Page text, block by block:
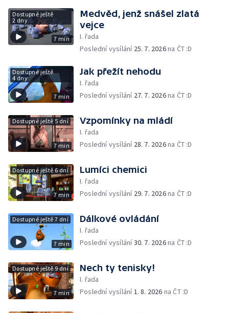
Dostupné ještě
2 dny
7 min
Medvěd, jenž snášel zlatá
vejce
I. řada
Poslední vysílání 25. 7. 2026na ČT :D
Dostupné ještě
4 dny
7 min
Jak přežít nehodu
I. řada
Poslední vysílání 27. 7. 2026na ČT :D
Dostupné ještě 5 dní
7 min
Vzpomínky na mládí
I. řada
Poslední vysílání 28. 7. 2026na ČT :D
Dostupné ještě 6 dní
7 min
Lumíci chemici
I. řada
Poslední vysílání 29. 7. 2026na ČT :D
Dostupné ještě 7 dní
7 min
Dálkové ovládání
I. řada
Poslední vysílání30. 7. 2026na ČT :D
Dostupné ještě 9 dní
7 min
Nech ty tenisky!
I. řada
Poslední vysílání1. 8. 2026 na ČT :D